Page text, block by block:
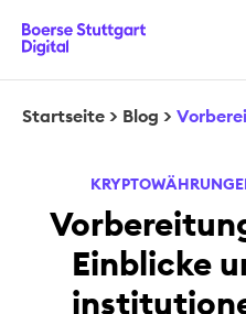
Karriere
Unser Team
Sicherheit & Regulatorik
Startseite > Blog >
Einblicke